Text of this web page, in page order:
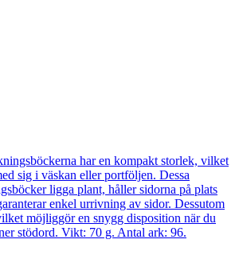
har en kompakt storlek, vilket
sig i väskan eller portföljen. Dessa
ligga plant, håller sidorna på plats
enkel urrivning av sidor. Dessutom
möjliggör en snygg disposition när du
stödord. Vikt: 70 g. Antal ark: 96.